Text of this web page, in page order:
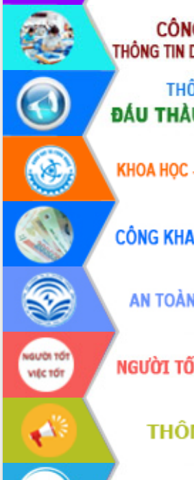
Phó Bí thư Tỉnh ủy Đắk Lắk Đỗ Hữu
Huy giữ chức Bí thư Đảng ủy Ủy Ban
Nhân dân tỉnh
Bệnh án điện tử thúc đẩy chuyển đổi
số y tế tại Đắk Lắk
Chuyển đổi số thư viện: Mở rộng
không gian tri thức trong thời đại số
Đánh giá, rút kinh nghiệm công tác tổ
chức diễn tập trước ngày bầu cử
Chương trình “Gặp gỡ hữu nghị –
Friendship Meeting New Year 2026”
Bầu cử Quốc hội và HĐND: Cử tri Đắk
Lắk gửi gắm niềm tin, kỳ vọng vào lá
phiếu
Đắk Lắk sẵn sàng các điều kiện cho
Ngày hội bầu cử đại biểu Quốc hội
khóa XVI và HĐND các cấp nhiệm kỳ
2026-2031
Đảm bảo cuộc bầu cử đại biểu Quốc
hội và đại biểu HĐND các cấp diễn ra
an toàn, hiệu quả, đúng quy định
Thủ tướng Chính phủ Phạm Minh Chính
kiểm tra, chỉ đạo hoàn thành các dự
án cao tốc và thăm khu tái định cư tại
Đắk Lắk
Sôi nổi Hội đua ngựa truyền thống Gò
Thì Thùng mừng Xuân Bính Ngọ 2026
Lãnh đạo tỉnh dâng hương tưởng niệm
tại Đập Đồng Cam đầu Xuân Bính Ngọ
Ngành nông nghiệp phấn đấu tăng
trưởng đạt 5,86% trong năm 2026
UBND tỉnh Đắk Lắk triển khai công tác